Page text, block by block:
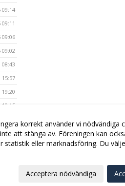
09:14
09:06
09:02
08:43
15:57
19:20
19:15
19:04
korrekt använder vi nödvändiga
att stänga av. Föreningen kan
statistik eller marknadsföring. Du
Acceptera nödvändiga